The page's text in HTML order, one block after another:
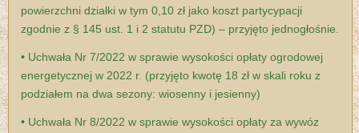
powierzchni działki w tym 0,10 zł jako koszt partycypacji
zgodnie z § 145 ust. 1 i 2 statutu PZD) – przyjęto jednogłośnie.
• Uchwała Nr 7/2022 w sprawie wysokości opłaty ogrodowej
energetycznej w 2022 r. (przyjęto kwotę 18 zł w skali roku z
podziałem na dwa sezony: wiosenny i jesienny)
• Uchwała Nr 8/2022 w sprawie wysokości opłaty za wywóz